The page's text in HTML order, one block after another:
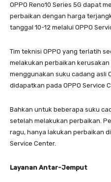
OPPO Reno10 Series 5G dapat
perbaikan dengan harga
tanggal 10-12 melalui OPPO
Tim teknisi OPPO yang terlatih
melakukan perbaikan
menggunakan suku cadang asli
didapatkan pada OPPO Service
Bahkan untuk beberapa suku
setelah melakukan perbaikan.
ragu, hanya lakukan perbaikan
Service Center.
Layanan Antar-Jemput